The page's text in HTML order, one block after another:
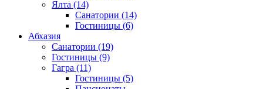
Ялта (14)
Санатории (14)
Гостиницы (6)
Абхазия
Санатории (19)
Гостиницы (9)
Гагра (11)
Гостиницы (5)